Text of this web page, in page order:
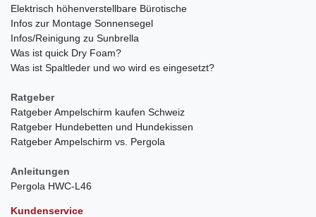
Elektrisch höhenverstellbare Bürotische
Infos zur Montage Sonnensegel
Infos/Reinigung zu Sunbrella
Was ist quick Dry Foam?
Was ist Spaltleder und wo wird es eingesetzt?
Ratgeber
Ratgeber Ampelschirm kaufen Schweiz
Ratgeber Hundebetten und Hundekissen
Ratgeber Ampelschirm vs. Pergola
Anleitungen
Pergola HWC-L46
Kundenservice